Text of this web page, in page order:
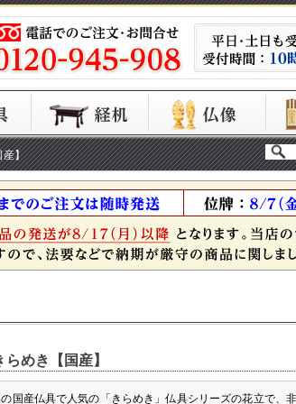
らめき【国産】
の国産仏具で人気の「きらめき」仏具シリーズの花立で、
産】